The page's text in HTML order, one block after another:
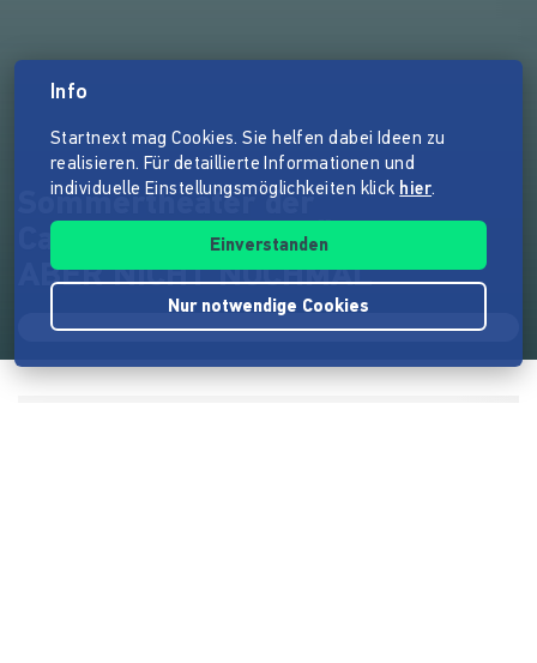
Sommertheater der
Cammerspiele: SCHÖN WAR’S,
ABER NICHT NOCHMAL
Info
Startnext mag Cookies. Sie helfen dabei Ideen zu
realisieren. Für detaillierte Informationen und
individuelle Einstellungsmöglichkeiten klick hier.
Einverstanden
Nur notwendige Cookies